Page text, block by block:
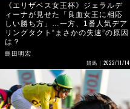
《エリザベス女王杯》ジェラルデ
ィーナが見せた「良血女王に相応
しい勝ち方」…一方、1番人気デア
リングタクト“まさかの失速”の原因
は？
島田明宏
競馬 2022/11/14